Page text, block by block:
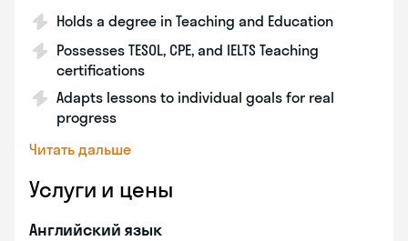
Holds a degree in Teaching and Education
Possesses TESOL, CPE, and IELTS Teaching
certifications
Adapts lessons to individual goals for real
progress
Читать дальше
Услуги и цены
Английский язык